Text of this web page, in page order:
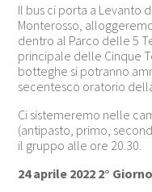
Il bus ci porta a Levanto
Monterosso,
dentro al Parco delle 5
principale delle Cinque
botteghe si potranno
secentesco oratorio
Ci sistemeremo nelle
(antipasto, primo,
il gruppo alle ore 20.30.
24 aprile 2022 2° Giorno